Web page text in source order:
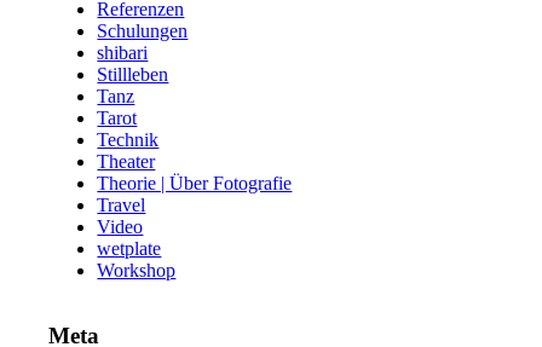
Referenzen
Schulungen
shibari
Stillleben
Tanz
Tarot
Technik
Theater
Theorie | Über Fotografie
Travel
Video
wetplate
Workshop
Meta